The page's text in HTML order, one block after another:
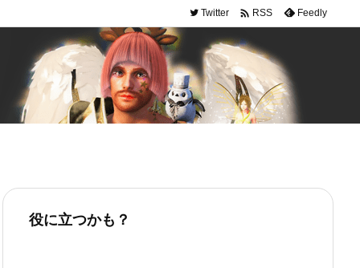
Twitter  RSS Feedly
役に立つかも？